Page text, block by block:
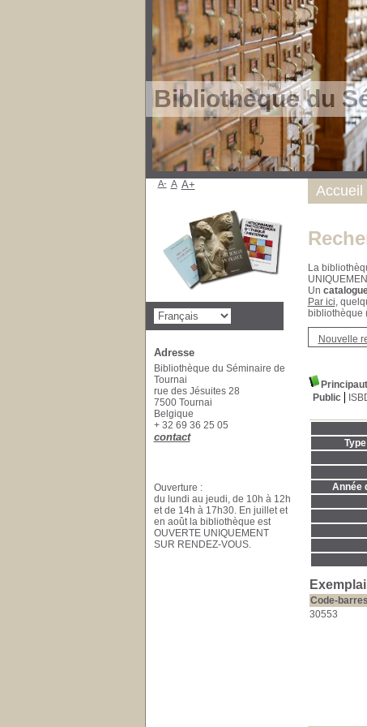
Bibliothèque du
La
Un
Par ici,
bibliothèque
Nouvelle
Public
Année
Code-barres
30553
Accueil
A- A A+
Adresse
Bibliothèque du Séminaire de
Tournai
rue des Jésuites 28
7500 Tournai
Belgique
+ 32 69 36 25 05
contact
Ouverture :
du lundi au jeudi, de 10h à 12h
et de 14h à 17h30. En juillet et
en août la bibliothèque est
OUVERTE UNIQUEMENT
SUR RENDEZ-VOUS.